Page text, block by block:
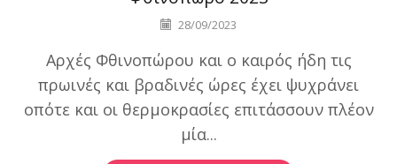
28/09/2023
Αρχές Φθινοπώρου και ο καιρός ήδη τις
πρωινές και βραδινές ώρες έχει ψυχράνει
οπότε και οι θερμοκρασίες επιτάσσουν πλέον
μία...